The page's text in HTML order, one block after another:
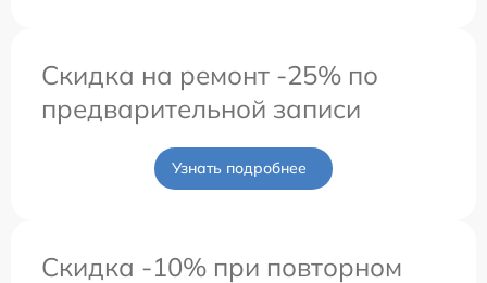
Скидка на ремонт -25% по
предварительной записи
Узнать подробнее
Скидка -10% при повторном